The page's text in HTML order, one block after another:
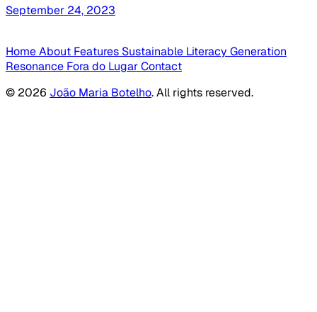
September 24, 2023
HomeAbout Features Sustainable Literacy Generation
Resonance Fora do LugarContact
© 2026 João Maria Botelho. All rights reserved.